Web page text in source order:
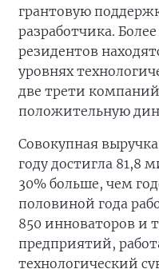
грантовую
разработчика.
резидентов
уровнях
две трети
положительную
Совокупная
году достигла 81,8
30% больше, чем
половиной года
850 инноваторов и
предприятий,
технологический